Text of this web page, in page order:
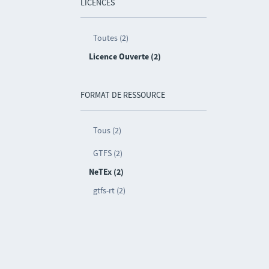
LICENCES
Toutes (2)
Licence Ouverte (2)
FORMAT DE RESSOURCE
Tous (2)
GTFS (2)
NeTEx (2)
gtfs-rt (2)